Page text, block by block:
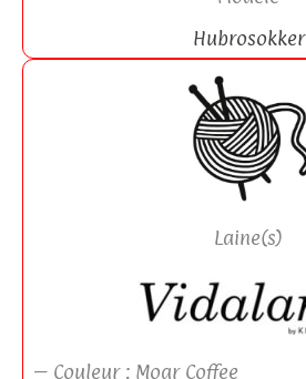
Hubrosokker
Laine(s)
– Couleur : Moar Coffee